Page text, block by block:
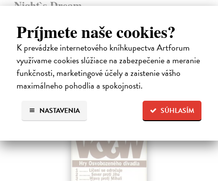
Príjmete naše cookies?
K prevádzke internetového kníhkupectva Artforum
využívame cookies slúžiace na zabezpečenie a meranie
funkčnosti, marketingové účely a zaistenie vášho
maximálneho pohodlia a spokojnosti.
SÚHLASÍM
NASTAVENIA
Night`s Dream
Dvojjazyčné vydanie súborného Shakespearovho dramatického diela
v preklade Martina Hilského.
Zasielame do 12 dní
15,04 €
15,50 € ?